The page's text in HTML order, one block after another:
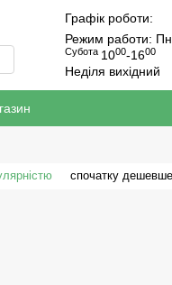
Графік роботи:
Режим работи:
Субота 1000-1600
Неділя вихідний
спочатку дешевше